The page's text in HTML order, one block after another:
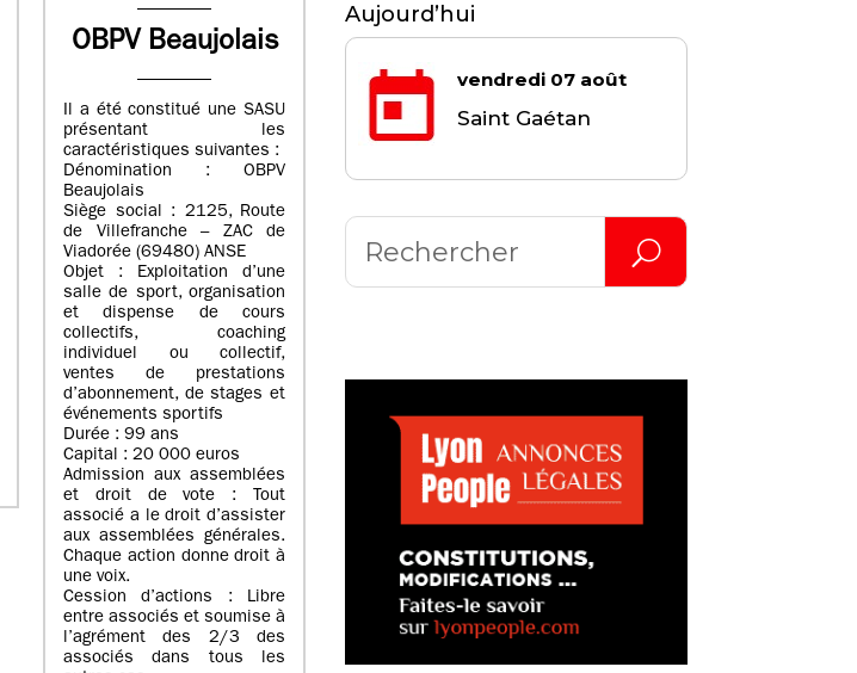
OBPV Beaujolais
Il a été constitué une SASU
présentant les
caractéristiques suivantes :
Dénomination : OBPV
Beaujolais
Siège social : 2125, Route
de Villefranche – ZAC de
Viadorée (69480) ANSE
Objet : Exploitation d’une
salle de sport, organisation
et dispense de cours
collectifs, coaching
individuel ou collectif,
ventes de prestations
d’abonnement, de stages et
événements sportifs
Durée : 99 ans
Capital : 20 000 euros
Admission aux assemblées
et droit de vote : Tout
associé a le droit d’assister
aux assemblées générales.
Chaque action donne droit à
une voix.
Cession d’actions : Libre
entre associés et soumise à
l’agrément des 2/3 des
associés dans tous les
Aujourd’hui
vendredi 07 août
Saint Gaétan